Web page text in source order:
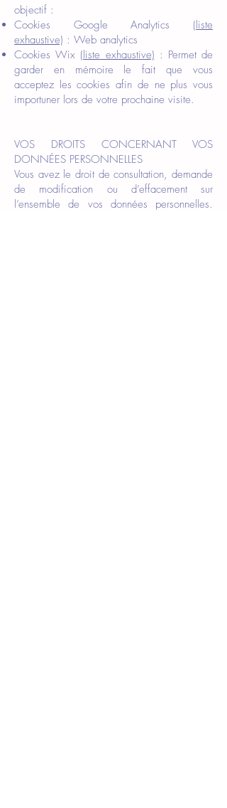
objectif :
Cookies Google Analytics (liste
exhaustive) : Web analytics
Cookies Wix (liste exhaustive) : Permet de
garder en mémoire le fait que vous
acceptez les cookies afin de ne plus vous
importuner lors de votre prochaine visite.
VOS DROITS CONCERNANT VOS
DONNÉES PERSONNELLES
Vous avez le droit de consultation, demande
de modification ou d’effacement sur
l’ensemble de vos données personnelles.